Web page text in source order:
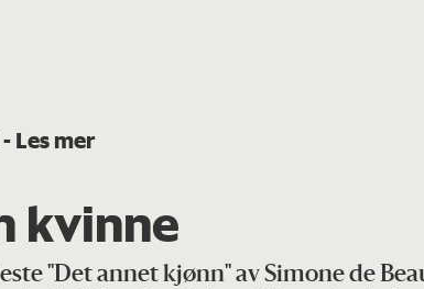
- Les mer
kvinne
"Det annet kjønn" av Simone de